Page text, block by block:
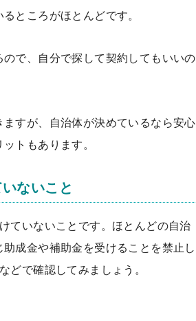
ところがほとんどです。
で、自分で探して契約してもいいの
すが、自治体が決めているなら安心
トもあります。
ないこと
ていないこと です。ほとんどの自治
成金や補助金を受けることを禁止し
どで確認してみましょう。